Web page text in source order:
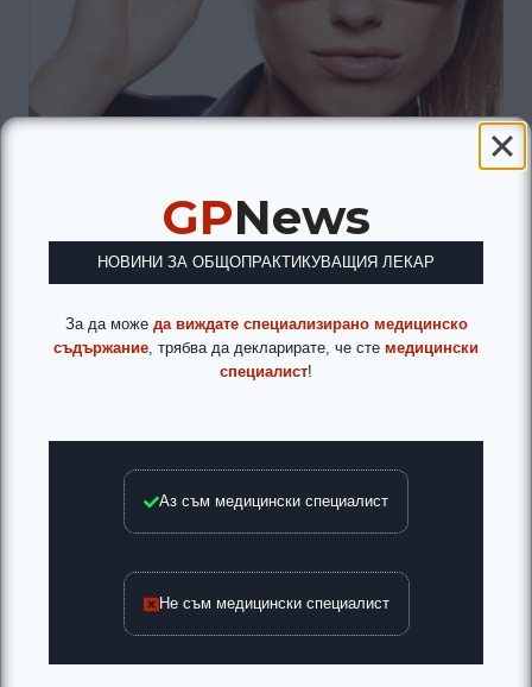
GPNews
НОВИНИ ЗА ОБЩОПРАКТИКУВАЩИЯ ЛЕКАР
За да може да виждате специализирано медицинско
съдържание, трябва да декларирате, че сте медицински
специалист!
Аз съм медицински специалист
Не съм медицински специалист